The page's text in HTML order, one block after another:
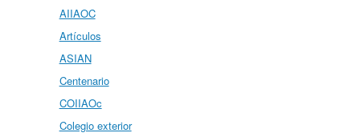
AIIAOC
Artículos
ASIAN
Centenario
COIIAOc
Colegio exterior